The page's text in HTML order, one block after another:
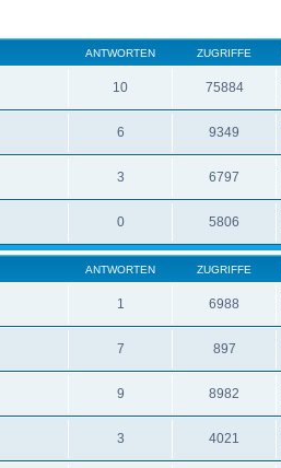
ANTWORTEN ZUGRIFFE
10 75884
6 9349
3 6797
0 5806
ANTWORTEN ZUGRIFFE
1 6988
7 897
9 8982
3 4021